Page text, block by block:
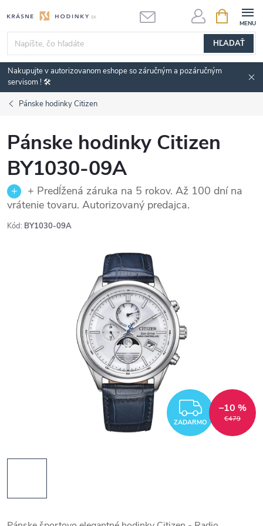
na
obsah
HĽADAŤ
KOŠÍK
Nakupujte v autorizovanom eshope so záručným a pozáručným
servisom ! 🛠️
Pánske hodinky Citizen
Pánske hodinky Citizen
BY1030-09A
+ Predĺžená záruka na 5 rokov. Až 100 dní na
vrátenie tovaru. Autorizovaný predajca.
Kód: BY1030-09A
ZADARMO €479
–10 %